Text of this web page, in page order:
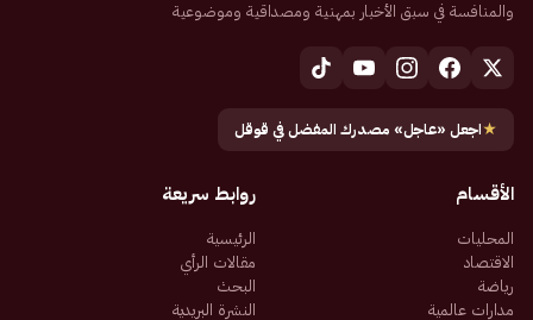
والمنافسة في سبق الأخبار بمهنية ومصداقية وموضوعية
★اجعل «عاجل» مصدرك المفضل في قوقل
الأقسام
المحليات
الاقتصاد
رياضة
مدارات عالمية
روابط سريعة
الرئيسية
مقالات الرأي
البحث
النشرة البريدية